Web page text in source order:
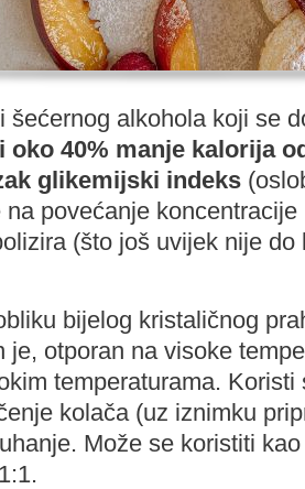
oko 40% manje kalorija
glikemijski indeks
povećanje
(što još uvijek nije do
bijelog kristaličnog
je, otporan na visoke
temperaturama.
kolača (uz iznimku
Može se koristiti